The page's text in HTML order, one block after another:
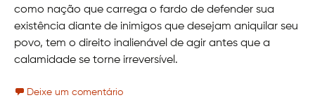
como nação que carrega o fardo de defender sua
existência diante de inimigos que desejam aniquilar seu
povo, tem o direito inalienável de agir antes que a
calamidade se torne irreversível.
Deixe um comentário